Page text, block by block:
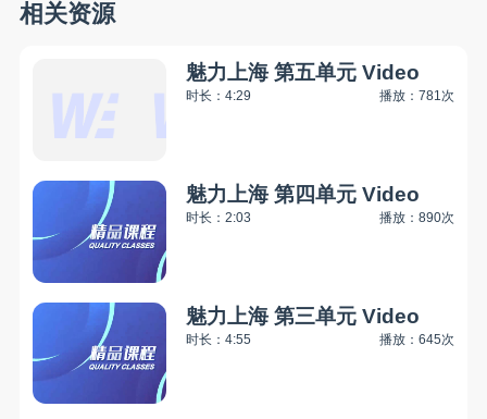
相关资源
魅力上海 第五单元 Video
时长：4:29 播放：781次
魅力上海 第四单元 Video
时长：2:03 播放：890次
魅力上海 第三单元 Video
时长：4:55 播放：645次